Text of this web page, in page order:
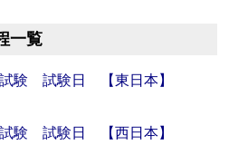
一覧
験 試験日 【東日本】
験 試験日 【西日本】